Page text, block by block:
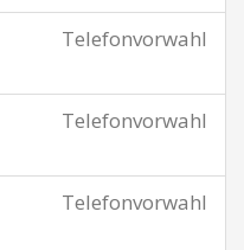
Telefonvorwahl
Telefonvorwahl
Telefonvorwahl